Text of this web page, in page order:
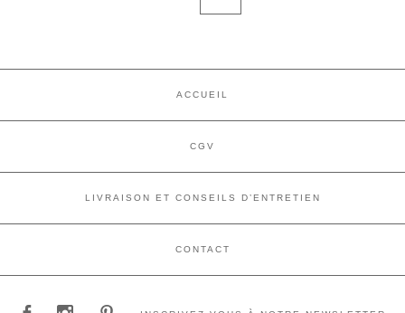
ACCUEIL
CGV
LIVRAISON ET CONSEILS D’ENTRETIEN
CONTACT